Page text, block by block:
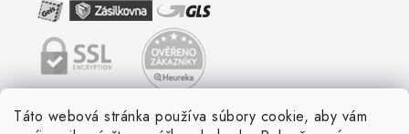
Táto webová stránka používa súbory cookie, aby vám